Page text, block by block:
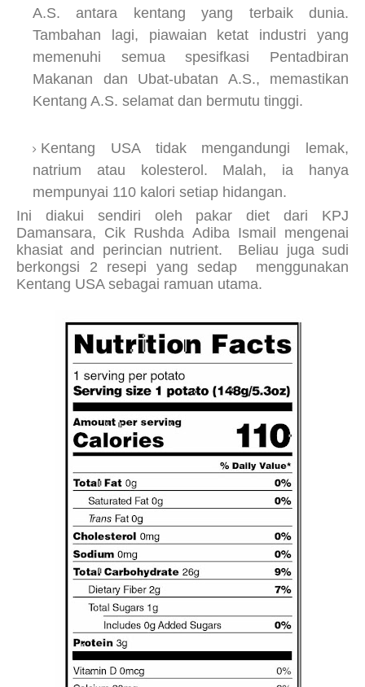
A.S. antara kentang yang terbaik dunia.
Tambahan lagi, piawaian ketat industri yang
memenuhi semua spesifkasi Pentadbiran
Makanan dan Ubat-ubatan A.S., memastikan
Kentang A.S. selamat dan bermutu tinggi.
Kentang USA tidak mengandungi lemak,
natrium atau kolesterol. Malah, ia hanya
mempunyai 110 kalori setiap hidangan.
Ini diakui sendiri oleh pakar diet dari KPJ
Damansara, Cik Rushda Adiba Ismail mengenai
khasiat and perincian nutrient. Beliau juga sudi
berkongsi 2 resepi yang sedap menggunakan
Kentang USA sebagai ramuan utama.